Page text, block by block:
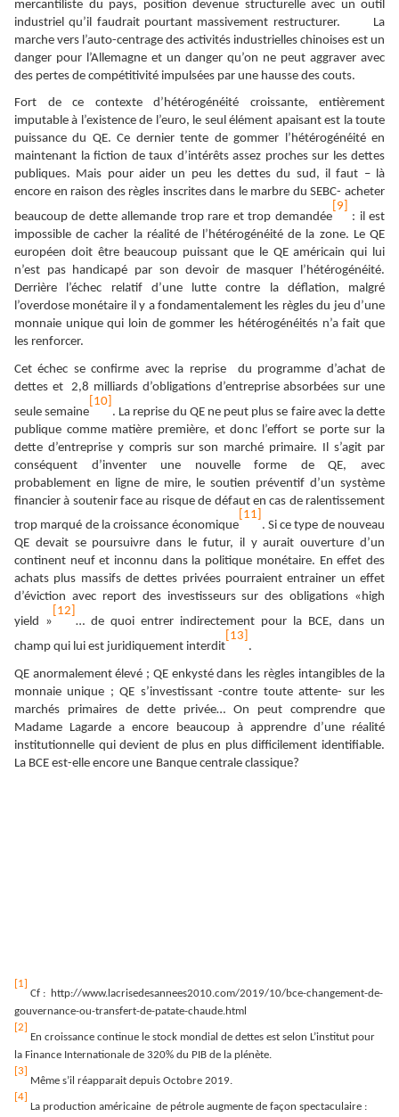
mercantiliste du pays, position devenue structurelle avec un outil
industriel qu’il faudrait pourtant massivement restructurer. La
marche vers l’auto-centrage des activités industrielles chinoises est un
danger pour l’Allemagne et un danger qu’on ne peut aggraver avec
des pertes de compétitivité impulsées par une hausse des couts.
Fort de ce contexte d’hétérogénéité croissante, entièrement
imputable à l’existence de l’euro, le seul élément apaisant est la toute
puissance du QE. Ce dernier tente de gommer l’hétérogénéité en
maintenant la fiction de taux d’intérêts assez proches sur les dettes
publiques. Mais pour aider un peu les dettes du sud, il faut – là
encore en raison des règles inscrites dans le marbre du SEBC- acheter
beaucoup de dette allemande trop rare et trop demandée
[9]
: il est
impossible de cacher la réalité de l’hétérogénéité de la zone. Le QE
européen doit être beaucoup puissant que le QE américain qui lui
n’est pas handicapé par son devoir de masquer l’hétérogénéité.
Derrière l’échec relatif d’une lutte contre la déflation, malgré
l’overdose monétaire il y a fondamentalement les règles du jeu d’une
monnaie unique qui loin de gommer les hétérogénéités n’a fait que
les renforcer.
Cet échec se confirme avec la reprise du programme d’achat de
dettes et 2,8 milliards d’obligations d’entreprise absorbées sur une
seule semaine
[10]
. La reprise du QE ne peut plus se faire avec la dette
publique comme matière première, et donc l’effort se porte sur la
dette d’entreprise y compris sur son marché primaire. Il s’agit par
conséquent d’inventer une nouvelle forme de QE, avec
probablement en ligne de mire, le soutien préventif d’un système
financier à soutenir face au risque de défaut en cas de ralentissement
trop marqué de la croissance économique
[11]
. Si ce type de nouveau
QE devait se poursuivre dans le futur, il y aurait ouverture d’un
continent neuf et inconnu dans la politique monétaire. En effet des
achats plus massifs de dettes privées pourraient entrainer un effet
d’éviction avec report des investisseurs sur des obligations «high
yield »
[12]
… de quoi entrer indirectement pour la BCE, dans un
champ qui lui est juridiquement interdit
[13]
.
QE anormalement élevé ; QE enkysté dans les règles intangibles de la
monnaie unique ; QE s’investissant -contre toute attente- sur les
marchés primaires de dette privée… On peut comprendre que
Madame Lagarde a encore beaucoup à apprendre d’une réalité
institutionnelle qui devient de plus en plus difficilement identifiable.
La BCE est-elle encore une Banque centrale classique?
[1]
Cf : http://www.lacrisedesannees2010.com/2019/10/bce-changement-de-
gouvernance-ou-transfert-de-patate-chaude.html
[2]
En croissance continue le stock mondial de dettes est selon L’institut pour
la Finance Internationale de 320% du PIB de la plénète.
[3]
Même s’il réapparait depuis Octobre 2019.
[4]
La production américaine de pétrole augmente de façon spectaculaire :